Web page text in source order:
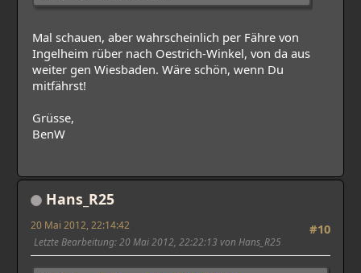
Mal schauen, aber wahrscheinlich per Fähre von
Ingelheim rüber nach Oestrich-Winkel, von da aus
weiter gen Wiesbaden. Wäre schön, wenn Du
mitfährst!
Grüsse,
BenW
Hans_R25
#10
20 Mai 2012, 22:14:42
Letzte Bearbeitung: 20 Mai 2012, 22:22:13 von Hans_R25